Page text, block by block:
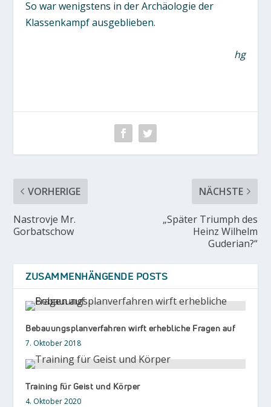
So war wenigstens in der Archäologie der
Klassenkampf ausgeblieben.
hg
VORHERIGE
Nastrovje Mr.
Gorbatschow
NÄCHSTE
„Später Triumph des
Heinz Wilhelm
Guderian?“
ZUSAMMENHÄNGENDE POSTS
Bebauungsplanverfahren wirft erhebliche Fragen auf
7. Oktober 2018
Training für Geist und Körper
4. Oktober 2020